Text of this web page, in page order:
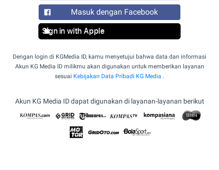
Masuk dengan Facebook
Sign in with Apple
Dengan login di KGMedia ID, kamu menyetujui bahwa data dan informasi
Akun KG Media ID milikmu akan digunakan untuk memberikan layanan
sesuai Kebijakan Data Pribadi KG Media .
Akun KG Media ID dapat digunakan di layanan-layanan berikut